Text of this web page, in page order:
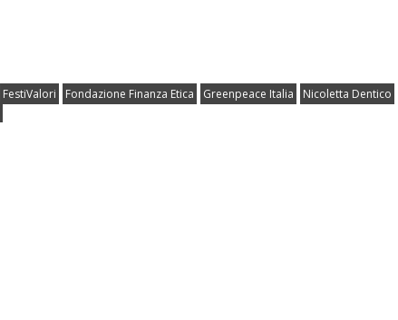
FestiValori Fondazione Finanza Etica Greenpeace Italia
Nicoletta Dentico